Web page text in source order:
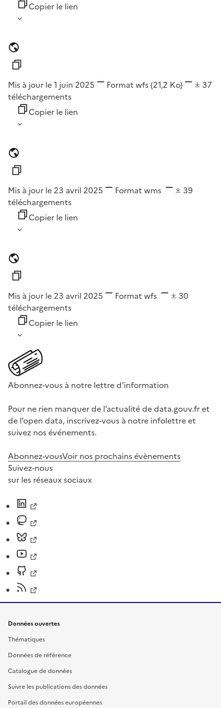
Copier le lien
Mis à jour le 1 juin 2025 Format wfs(21,2 Ko)
37
téléchargements
Copier le lien
Mis à jour le 23 avril 2025 Format wms
39
téléchargements
Copier le lien
Mis à jour le 23 avril 2025 Format wfs
30
téléchargements
Copier le lien
Abonnez-vous à notre lettre d'information
Pour ne rien manquer de l’actualité de data.gouv.fr et
de l’open data, inscrivez-vous à notre infolettre et
suivez nos événements.
Abonnez-vousVoir nos prochains évènements
Suivez-nous
sur les réseaux sociaux
Données ouvertes
Thématiques
Données de référence
Catalogue de données
Suivre les publications des données
Portail des données européennes